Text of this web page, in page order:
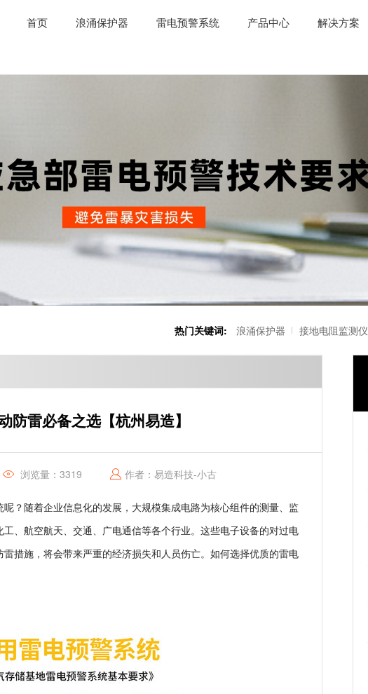
首页 浪涌保护器 雷电预警系统 产品中心 解决方案
热门关键词: 浪涌保护器 接地电阻监测仪
防雷必备之选【杭州易造】
浏览量：3319 作者：易造科技-小古
？随着企业信息化的发展，大规模集成电路为核心组件的测量、监
、航空航天、交通、广电通信等各个行业。这些电子设备的对过电
措施，将会带来严重的经济损失和人员伤亡。如何选择优质的雷电